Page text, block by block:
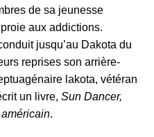
de sa jeunesse
aux addictions.
jusqu’au Dakota du
reprises son arrière-
lakota, vétéran
un livre, Sun Dancer,
.